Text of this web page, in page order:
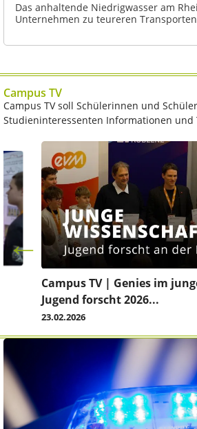
Das anhaltende Niedrigwasser am
Unternehmen zu teureren
Campus TV
Campus TV soll Schülerinnen und
Studieninteressenten Informationen und
Campus TV | Genies im
Jugend forscht 2026...
23.02.2026